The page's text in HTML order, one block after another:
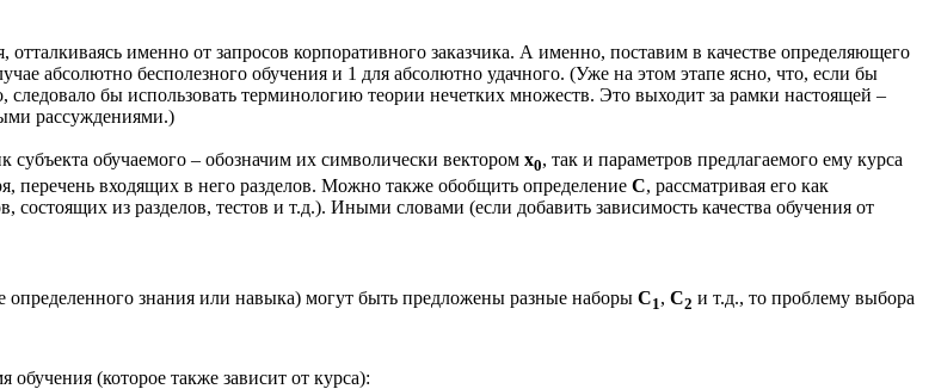
именно от запросов корпоративного заказчика. А именно, поставим в качестве определяющего
абсолютно бесполезного обучения и 1 для абсолютно удачного. (Уже на этом этапе ясно, что, если бы
бы использовать терминологию теории нечетких множеств. Это выходит за рамки настоящей –
рассуждениями.)
обучаемого – обозначим их символически вектором х0, так и параметров предлагаемого ему курса
перечень входящих в него разделов. Можно также обобщить определение С, рассматривая его как
состоящих из разделов, тестов и т.д.). Иными словами (если добавить зависимость качества обучения от
знания или навыка) могут быть предложены разные наборы С1, С2 и т.д., то проблему выбора
(которое также зависит от курса):